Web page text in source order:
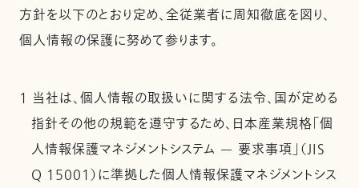
方針を以下のとおり定め、全従業者に周知徹底を図り、
個人情報の保護に努めて参ります。
1 当社は、個人情報の取扱いに関する法令、国が定める
指針その他の規範を遵守するため、日本産業規格「個
人情報保護マネジメントシステム — 要求事項」（JIS
Q 15001）に準拠した個人情報保護マネジメントシス